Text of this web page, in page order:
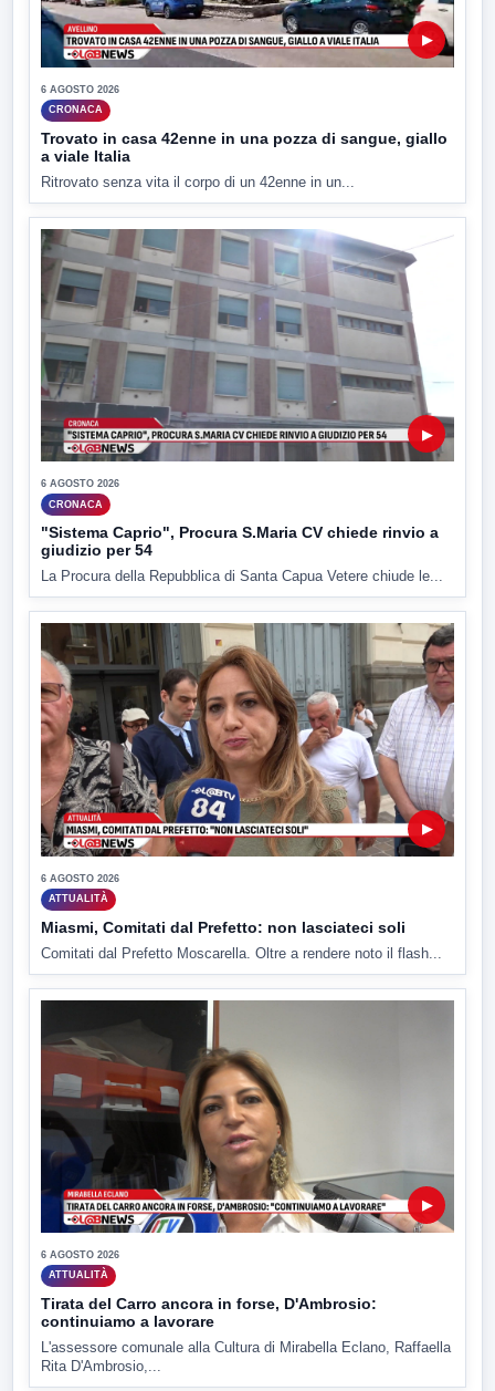
▶
6 AGOSTO 2026
CRONACA
Trovato in casa 42enne in una pozza di sangue, giallo
a viale Italia
Ritrovato senza vita il corpo di un 42enne in un...
▶
6 AGOSTO 2026
CRONACA
"Sistema Caprio", Procura S.Maria CV chiede rinvio a
giudizio per 54
La Procura della Repubblica di Santa Capua Vetere chiude le...
▶
6 AGOSTO 2026
ATTUALITÀ
Miasmi, Comitati dal Prefetto: non lasciateci soli
Comitati dal Prefetto Moscarella. Oltre a rendere noto il flash...
▶
6 AGOSTO 2026
ATTUALITÀ
Tirata del Carro ancora in forse, D'Ambrosio:
continuiamo a lavorare
L'assessore comunale alla Cultura di Mirabella Eclano, Raffaella
Rita D'Ambrosio,...